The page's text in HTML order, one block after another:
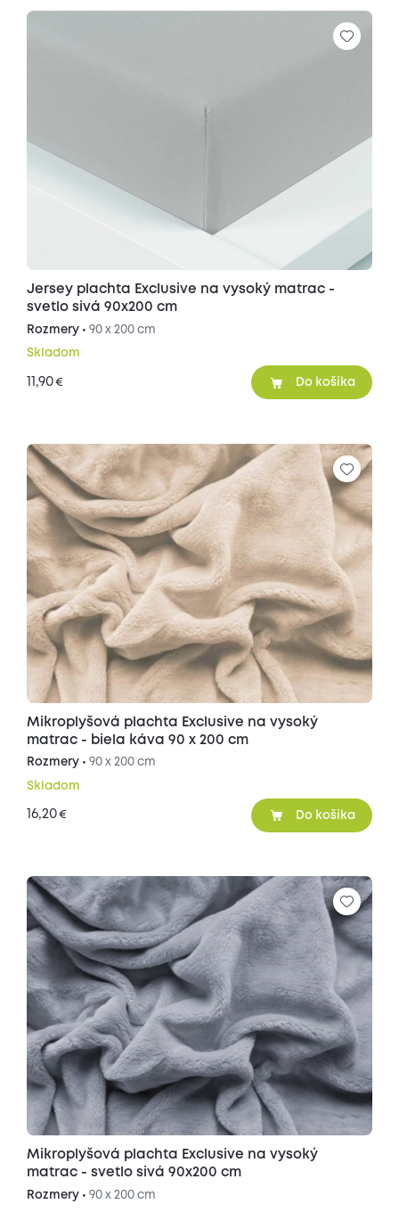
Jersey plachta Exclusive na vysoký matrac -
svetlo sivá 90x200 cm
Rozmery • 90 x 200 cm
Skladom
11,90€ Do košíka
Mikroplyšová plachta Exclusive na vysoký
matrac - biela káva 90 x 200 cm
Rozmery • 90 x 200 cm
Skladom
16,20€ Do košíka
Mikroplyšová plachta Exclusive na vysoký
matrac - svetlo sivá 90x200 cm
Rozmery • 90 x 200 cm